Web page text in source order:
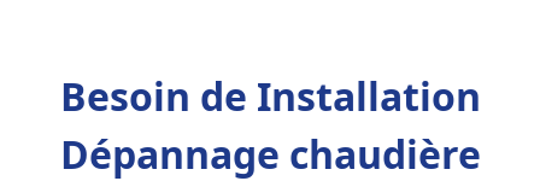
Besoin de Installation
Dépannage chaudière